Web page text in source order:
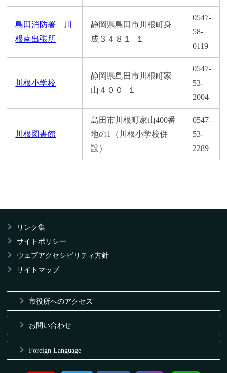
島田消防署 川
根南出張所
静岡県島田市川根町身
成３４８１−１
0547-
58-
0119
川根小学校
静岡県島田市川根町家
山４００−１
0547-
53-
2004
川根図書館
島田市川根町家山400番
地の1（川根小学校併
設）
0547-
53-
2289
リンク集
サイトポリシー
ウェブアクセシビリティ方針
サイトマップ
市役所へのアクセス
お問い合わせ
Foreign Language